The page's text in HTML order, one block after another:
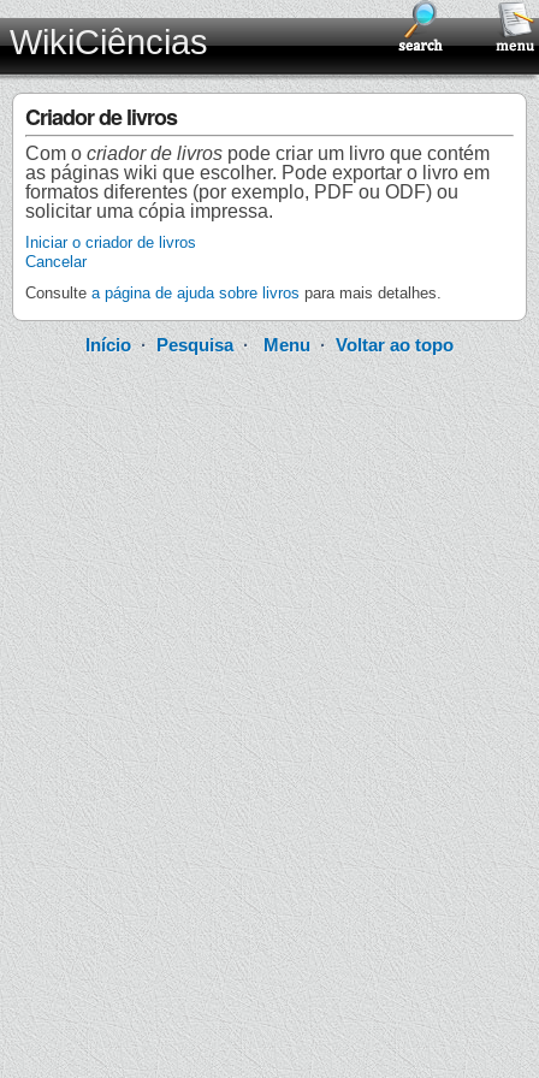
WikiCiências
Criador de livros
Com o criador de livros pode criar um livro que contém
as páginas wiki que escolher. Pode exportar o livro em
formatos diferentes (por exemplo, PDF ou ODF) ou
solicitar uma cópia impressa.
Iniciar o criador de livros
Cancelar
Consulte a página de ajuda sobre livros para mais detalhes.
Início· Pesquisa·Menu · Voltar ao topo